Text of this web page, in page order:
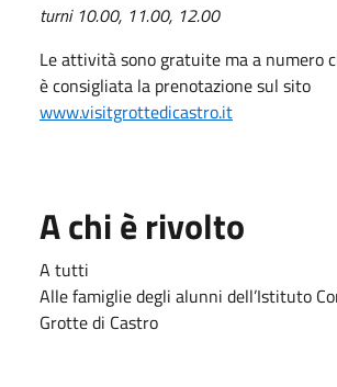
turni 10.00, 11.00, 12.00
Le attività sono gratuite ma a numero
è consigliata la prenotazione sul sito
www.visitgrottedicastro.it
A chi è rivolto
A tutti
Alle famiglie degli alunni dell’Istituto
Grotte di Castro